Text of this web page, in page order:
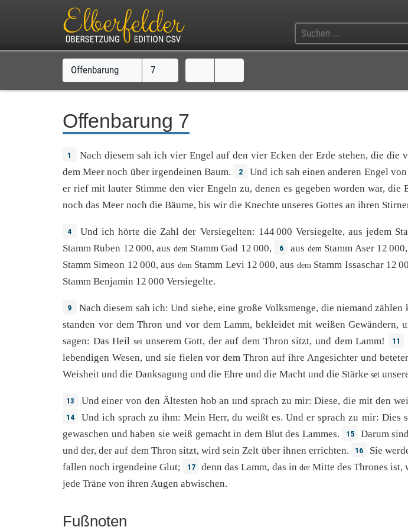
Offenbarung 7
Offenbarung 7
1 Nach diesem sahich vier Engel auf den vier Ecken der Erde stehen, diedie
dem Meer noch über irgendeinen Baum. 2 Und ich saheinenanderen Engel von
errief mitlauter Stimme den vier Engeln zu,denen es gegeben worden war,die
noch das Meer noch die Bäume, bis wir die Knechte unseres Gottes an ihren
4 Undichhörte die Zahl der Versiegelten: 144000 Versiegelte, aus jedem
Stamm Ruben 12 000,aus dem Stamm Gad 12 000, 6 aus dem Stamm Aser 12 000
Stamm Simeon 12 000,aus dem Stamm Levi 12 000,aus dem Stamm Issaschar 12
Stamm Benjamin 12 000 Versiegelte.
9 Nach diesem sahich:Und siehe, eine große Volksmenge, die niemand zählen
standen vor dem Thron und vor dem Lamm,bekleidet mit weißen Gewändern,
sagen: Das Heil sei unserem Gott, der auf dem Thron sitzt, und dem Lamm! 11
lebendigen Wesen, undsie fielen vor dem Thron auf ihre Angesichter und
Weisheit und die Danksagung und die Ehre und die Macht und die Stärke sei
13 Und einer von den Ältesten hob an und sprach zu mir:Diese,die mit den
14 Undich sprach zuihm:Mein Herr,du weißt es.Und ersprach zu mir: Dies
gewaschen undhaben sie weiß gemacht in dem Blut des Lammes. 15 Darum
und der,der auf dem Thron sitzt, wird seinZelt über ihnen errichten. 16 Sie
fallen noch irgendeine Glut; 17 denn das Lamm, das in der Mitte des Thrones ist,
jede Träne von ihren Augen abwischen.
Fußnoten